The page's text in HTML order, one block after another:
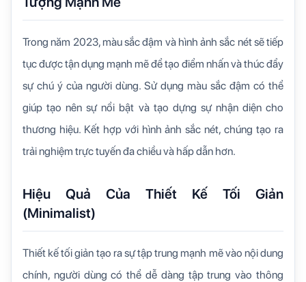
Trong năm 2023, màu sắc đậm và hình ảnh sắc nét sẽ tiếp
tục được tận dụng mạnh mẽ để tạo điểm nhấn và thúc đẩy
sự chú ý của người dùng. Sử dụng màu sắc đậm có thể
giúp tạo nên sự nổi bật và tạo dựng sự nhận diện cho
thương hiệu. Kết hợp với hình ảnh sắc nét, chúng tạo ra
trải nghiệm trực tuyến đa chiều và hấp dẫn hơn.
Hiệu Quả Của Thiết Kế Tối Giản
(Minimalist)
Thiết kế tối giản tạo ra sự tập trung mạnh mẽ vào nội dung
chính, người dùng có thể dễ dàng tập trung vào thông